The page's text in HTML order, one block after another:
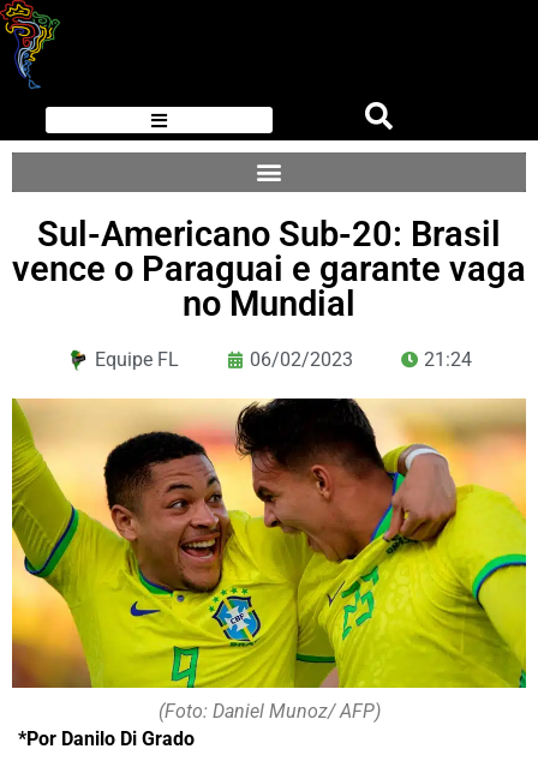
Sul-Americano Sub-20: Brasil
vence o Paraguai e garante vaga
no Mundial
Equipe FL 06/02/2023 21:24
(Foto: Daniel Munoz/ AFP)
*Por Danilo Di Grado